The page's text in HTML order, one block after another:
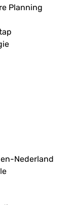
Planning
Nederland